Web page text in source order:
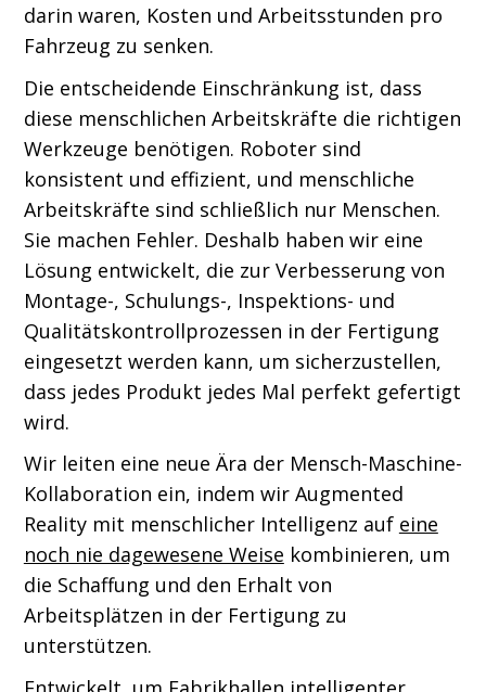
darin waren, Kosten und Arbeitsstunden pro
Fahrzeug zu senken.
Die entscheidende Einschränkung ist, dass
diese menschlichen Arbeitskräfte die richtigen
Werkzeuge benötigen. Roboter sind
konsistent und effizient, und menschliche
Arbeitskräfte sind schließlich nur Menschen.
Sie machen Fehler. Deshalb haben wir eine
Lösung entwickelt, die zur Verbesserung von
Montage-, Schulungs-, Inspektions- und
Qualitätskontrollprozessen in der Fertigung
eingesetzt werden kann, um sicherzustellen,
dass jedes Produkt jedes Mal perfekt gefertigt
wird.
Wir leiten eine neue Ära der Mensch-Maschine-
Kollaboration ein, indem wir Augmented
Reality mit menschlicher Intelligenz auf eine
noch nie dagewesene Weise kombinieren, um
die Schaffung und den Erhalt von
Arbeitsplätzen in der Fertigung zu
unterstützen.